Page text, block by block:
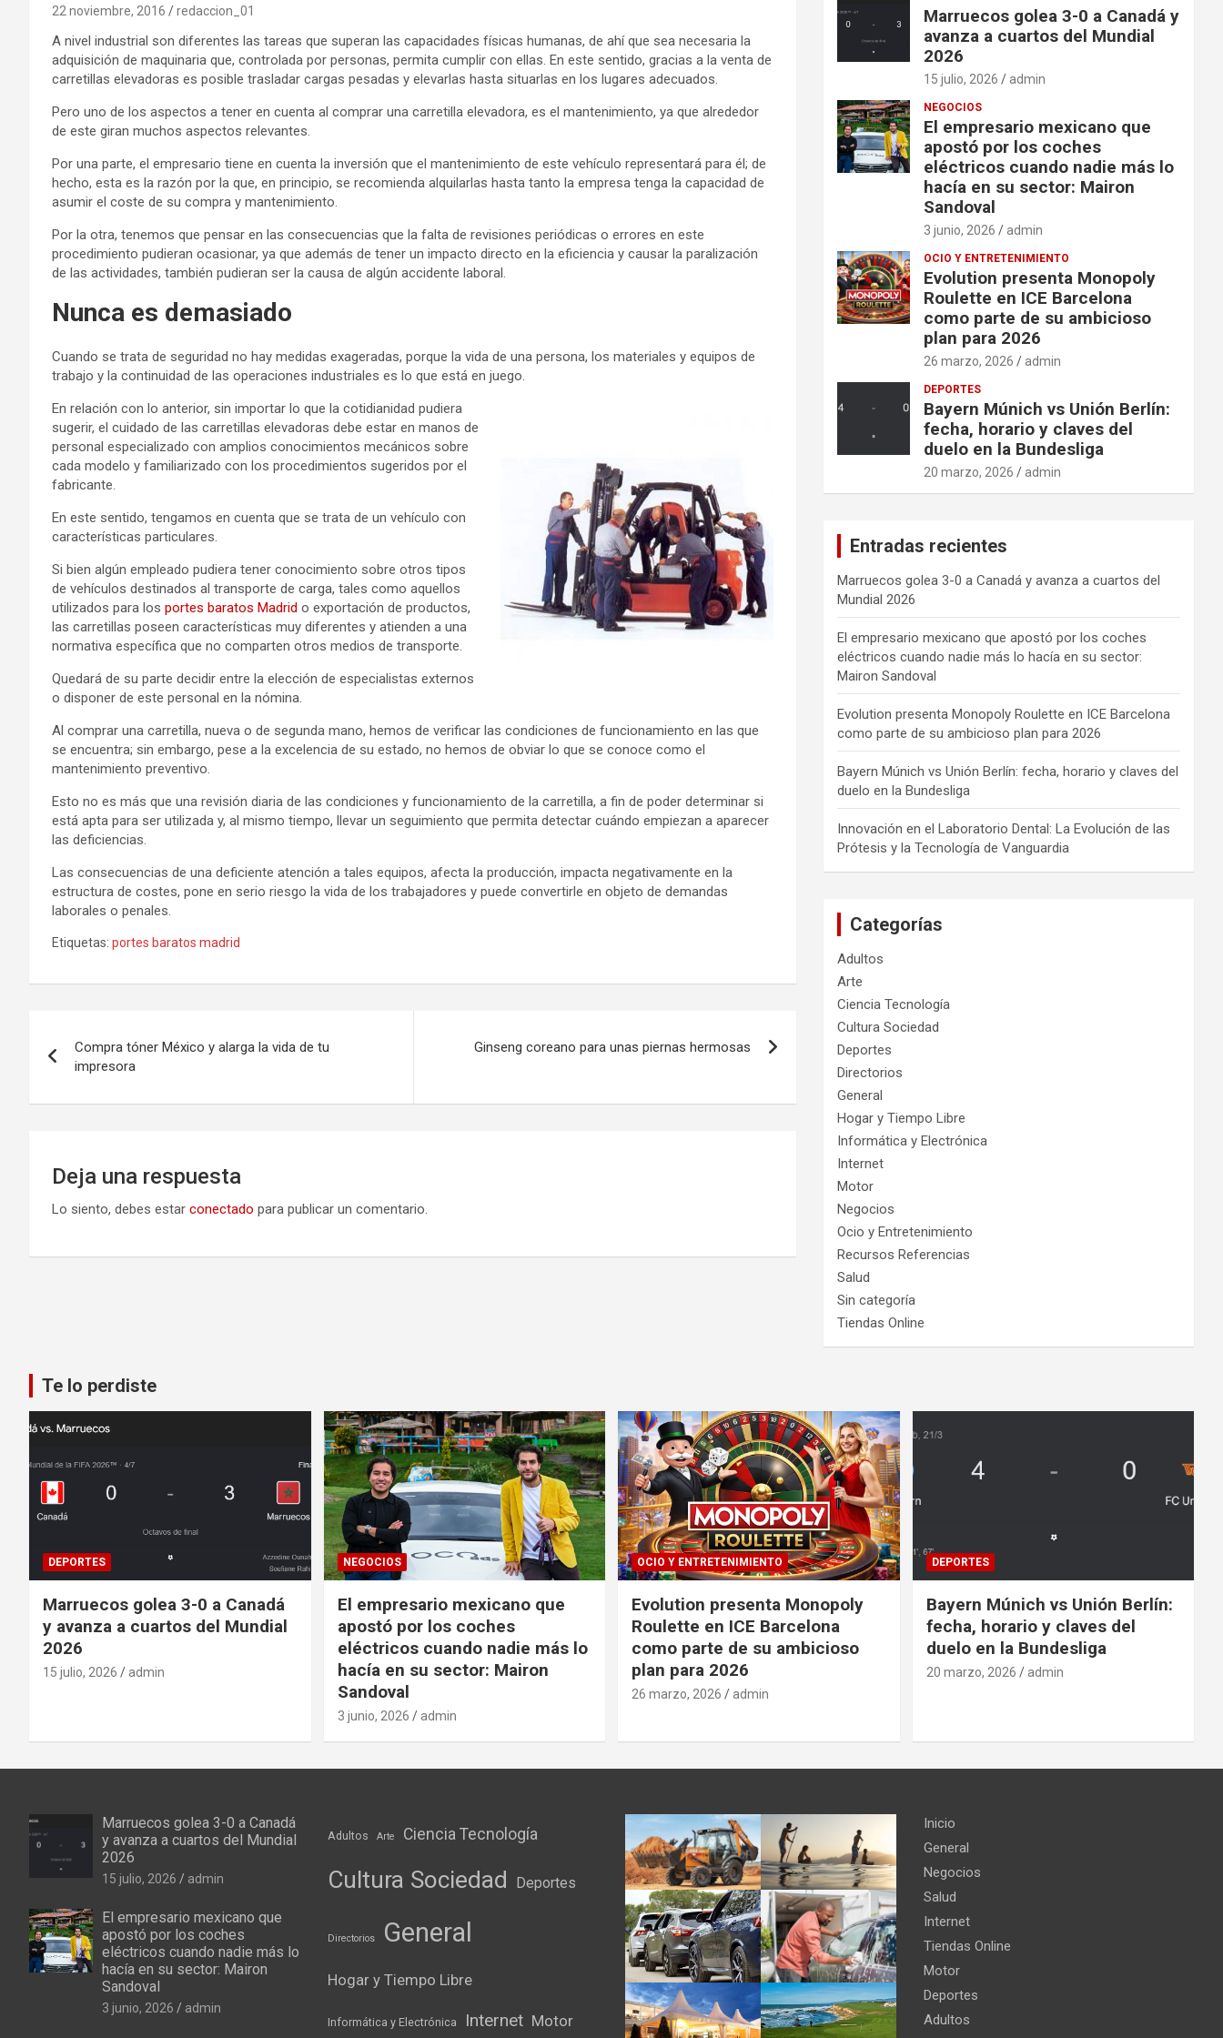
22 noviembre, 2016 redaccion_01
A nivel industrial son diferentes las tareas que superan las capacidades físicas humanas, de ahí que sea necesaria la
adquisición de maquinaria que, controlada por personas, permita cumplir con ellas. En este sentido, gracias a la venta de
carretillas elevadoras es posible trasladar cargas pesadas y elevarlas hasta situarlas en los lugares adecuados.
Pero uno de los aspectos a tener en cuenta al comprar una carretilla elevadora, es el mantenimiento, ya que alrededor
de este giran muchos aspectos relevantes.
Por una parte, el empresario tiene en cuenta la inversión que el mantenimiento de este vehículo representará para él; de
hecho, esta es la razón por la que, en principio, se recomienda alquilarlas hasta tanto la empresa tenga la capacidad de
asumir el coste de su compra y mantenimiento.
Por la otra, tenemos que pensar en las consecuencias que la falta de revisiones periódicas o errores en este
procedimiento pudieran ocasionar, ya que además de tener un impacto directo en la eficiencia y causar la paralización
de las actividades, también pudieran ser la causa de algún accidente laboral.
Nunca es demasiado
Cuando se trata de seguridad no hay medidas exageradas, porque la vida de una persona, los materiales y equipos de
trabajo y la continuidad de las operaciones industriales es lo que está en juego.
En relación con lo anterior, sin importar lo que la cotidianidad pudiera
sugerir, el cuidado de las carretillas elevadoras debe estar en manos de
personal especializado con amplios conocimientos mecánicos sobre
cada modelo y familiarizado con los procedimientos sugeridos por el
fabricante.
En este sentido, tengamos en cuenta que se trata de un vehículo con
características particulares.
Si bien algún empleado pudiera tener conocimiento sobre otros tipos
de vehículos destinados al transporte de carga, tales como aquellos
utilizados para los portes baratos Madrid o exportación de productos,
las carretillas poseen características muy diferentes y atienden a una
normativa específica que no comparten otros medios de transporte.
Quedará de su parte decidir entre la elección de especialistas externos
o disponer de este personal en la nómina.
Al comprar una carretilla, nueva o de segunda mano, hemos de verificar las condiciones de funcionamiento en las que
se encuentra; sin embargo, pese a la excelencia de su estado, no hemos de obviar lo que se conoce como el
mantenimiento preventivo.
Esto no es más que una revisión diaria de las condiciones y funcionamiento de la carretilla, a fin de poder determinar si
está apta para ser utilizada y, al mismo tiempo, llevar un seguimiento que permita detectar cuándo empiezan a aparecer
las deficiencias.
Las consecuencias de una deficiente atención a tales equipos, afecta la producción, impacta negativamente en la
estructura de costes, pone en serio riesgo la vida de los trabajadores y puede convertirle en objeto de demandas
laborales o penales.
Etiquetas: portes baratos madrid
de
entradas
Compra tóner México y alarga la vida de tu
impresora
Ginseng coreano para unas piernas hermosas
Deja una respuesta
Lo siento, debes estar conectado para publicar un comentario.
Marruecos golea 3-0 a Canadá y
avanza a cuartos del Mundial
2026
15 julio, 2026 admin
NEGOCIOS
El empresario mexicano que
apostó por los coches
eléctricos cuando nadie más lo
hacía en su sector: Mairon
Sandoval
3 junio, 2026 admin
OCIO Y ENTRETENIMIENTO
Evolution presenta Monopoly
Roulette en ICE Barcelona
como parte de su ambicioso
plan para 2026
26 marzo, 2026 admin
DEPORTES
Bayern Múnich vs Unión Berlín:
fecha, horario y claves del
duelo en la Bundesliga
20 marzo, 2026 admin
Entradas recientes
Marruecos golea 3-0 a Canadá y avanza a cuartos del
Mundial 2026
El empresario mexicano que apostó por los coches
eléctricos cuando nadie más lo hacía en su sector:
Mairon Sandoval
Evolution presenta Monopoly Roulette en ICE Barcelona
como parte de su ambicioso plan para 2026
Bayern Múnich vs Unión Berlín: fecha, horario y claves del
duelo en la Bundesliga
Innovación en el Laboratorio Dental: La Evolución de las
Prótesis y la Tecnología de Vanguardia
Categorías
Adultos
Arte
Ciencia Tecnología
Cultura Sociedad
Deportes
Directorios
General
Hogar y Tiempo Libre
Informática y Electrónica
Internet
Motor
Negocios
Ocio y Entretenimiento
Recursos Referencias
Salud
Sin categoría
Tiendas Online
Te lo perdiste
DEPORTES
Marruecos golea 3-0 a Canadá
y avanza a cuartos del Mundial
2026
15 julio, 2026 admin
NEGOCIOS
El empresario mexicano que
apostó por los coches
eléctricos cuando nadie más lo
hacía en su sector: Mairon
Sandoval
3 junio, 2026 admin
OCIO Y ENTRETENIMIENTO
Evolution presenta Monopoly
Roulette en ICE Barcelona
como parte de su ambicioso
plan para 2026
26 marzo, 2026 admin
DEPORTES
Bayern Múnich vs Unión Berlín:
fecha, horario y claves del
duelo en la Bundesliga
20 marzo, 2026 admin
Marruecos golea 3-0 a Canadá
y avanza a cuartos del Mundial
2026
15 julio, 2026 admin
El empresario mexicano que
apostó por los coches
eléctricos cuando nadie más lo
hacía en su sector: Mairon
Sandoval
3 junio, 2026 admin
Adultos Arte Ciencia Tecnología
Cultura Sociedad Deportes
Directorios General
Hogar y Tiempo Libre
Informática y Electrónica Internet Motor
Inicio
General
Negocios
Salud
Internet
Tiendas Online
Motor
Deportes
Adultos